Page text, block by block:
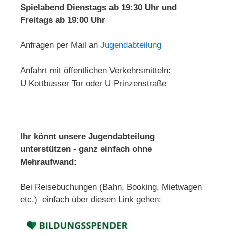
Spielabend Dienstags ab 19:30 Uhr und
Freitags ab 19:00 Uhr
Anfragen per Mail an Jugendabteilung
Anfahrt mit öffentlichen Verkehrsmitteln:
U Kottbusser Tor oder U Prinzenstraße
Ihr könnt unsere Jugendabteilung
unterstützen - ganz einfach ohne
Mehraufwand:
Bei Reisebuchungen (Bahn, Booking, Mietwagen
etc.) einfach über diesen Link gehen: